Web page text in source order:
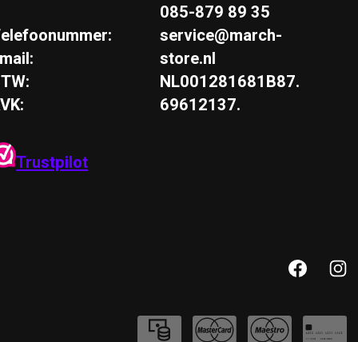
085-879 89 35
service@march-
store.nl
NL001281681B87.
69612137.
Trustpilot